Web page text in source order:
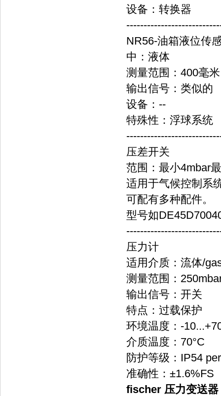
设备：转换器
NR56-油箱液位传
中：液体
测量范围：400毫
输出信号：类似的
设备：--
特殊性：浮球系统
压差开关
范围：最小4mbar
适用于气候控制系
可配有多种配件。
型号如
压力计
适用介质：流体/
测量范围：
输出信号：开关
特点：过载保护
环境温度：-
介质温度：70°C
防护等级：IP54
准确性：±1.6%FS
fischer 压力变送